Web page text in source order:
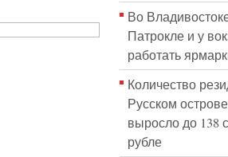
Во
Патрокле и у
работать
Количество
Русском
выросло до 138
рубле